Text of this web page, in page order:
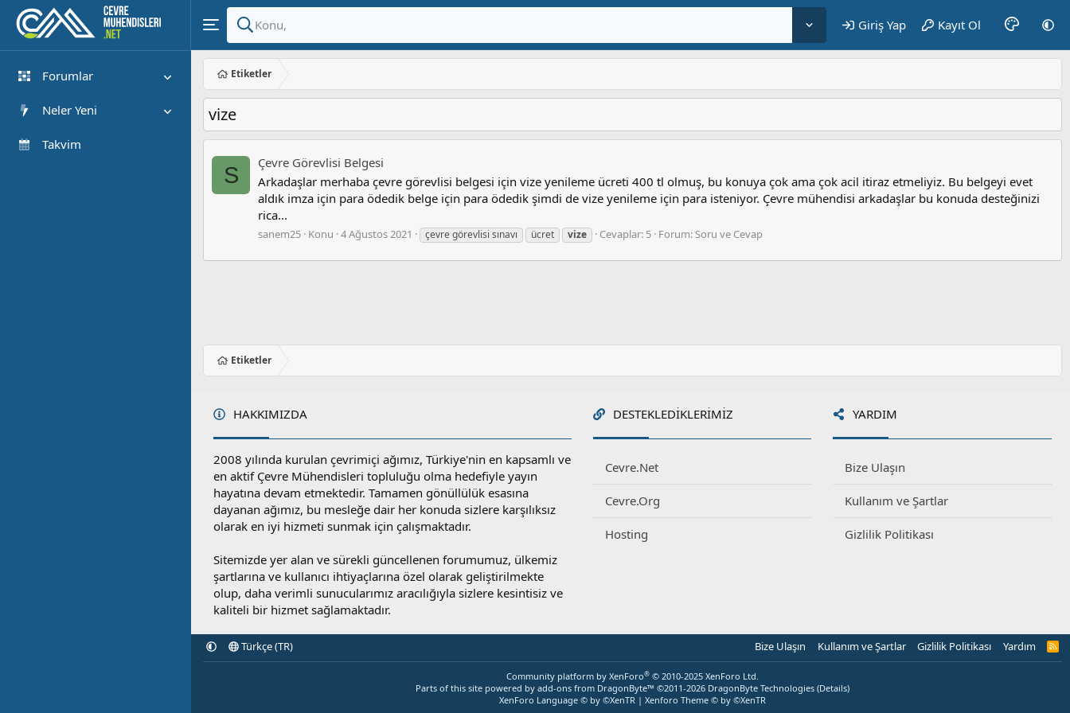
Forumlar
Yeni Mesajlar
Neler Yeni
Öne çıkan içerik
Takvim
Giriş Yap Kayıt Ol
Etiketler
vize
S
Çevre Görevlisi Belgesi
Arkadaşlar merhaba çevre görevlisi belgesi için vize yenileme ücreti 400 tl olmuş, bu konuya çok ama çok acil itiraz etmeliyiz. Bu belgeyi evet
aldık imza için para ödedik belge için para ödedik şimdi de vize yenileme için para isteniyor. Çevre mühendisi arkadaşlar bu konuda desteğinizi
rica...
sanem25 Konu 4 Ağustos 2021 çevre görevlisi sınavı ücret vize Cevaplar: 5 Forum:Soru ve Cevap
Etiketler
HAKKIMIZDA
2008 yılında kurulan çevrimiçi ağımız, Türkiye'nin en kapsamlı ve
en aktif Çevre Mühendisleri topluluğu olma hedefiyle yayın
hayatına devam etmektedir. Tamamen gönüllülük esasına
dayanan ağımız, bu mesleğe dair her konuda sizlere karşılıksız
olarak en iyi hizmeti sunmak için çalışmaktadır.
Sitemizde yer alan ve sürekli güncellenen forumumuz, ülkemiz
şartlarına ve kullanıcı ihtiyaçlarına özel olarak geliştirilmekte
olup, daha verimli sunucularımız aracılığıyla sizlere kesintisiz ve
kaliteli bir hizmet sağlamaktadır.
DESTEKLEDIKLERIMIZ
Cevre.Net
Cevre.Org
Hosting
YARDIM
Bize Ulaşın
Kullanım ve Şartlar
Gizlilik Politikası
Türkçe (TR) Bize Ulaşın Kullanım ve Şartlar Gizlilik Politikası Yardım
R
Community platform by XenForo® © 2010-2025 XenForo Ltd.
Parts of this site powered by add-ons from DragonByte™ ©2011-2026 DragonByte Technologies (Details)
XenForo Language © by ©XenTR | Xenforo Theme © by ©XenTR